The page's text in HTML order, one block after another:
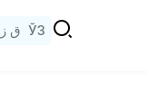
ق ز ЎЗ